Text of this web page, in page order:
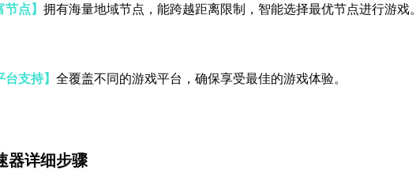
节点】拥有海量地域节点，能跨越距离限制，智能选择最优节点进行游戏。
台支持】全覆盖不同的游戏平台，确保享受最佳的游戏体验。
器详细步骤